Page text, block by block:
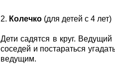
2. Колечко (для детей с 4 лет)
Дети садятся в круг.
соседей и постараться
ведущим.